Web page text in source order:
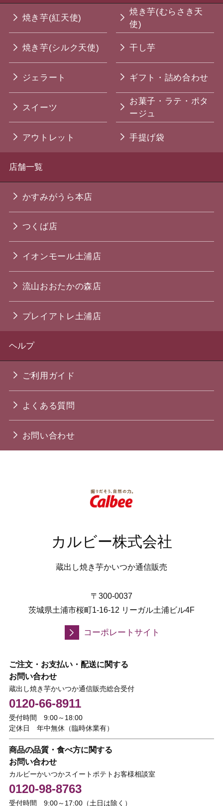
焼き芋(紅天使)
焼き芋(むらさき天
使)
焼き芋(シルク天使) 干し芋
ジェラート ギフト・詰め合わせ
スイーツ
お菓子・ラテ・ポタ
ージュ
アウトレット 手提げ袋
店舗一覧
かすみがうら本店
つくば店
イオンモール土浦店
流山おおたかの森店
プレイアトレ土浦店
ヘルプ
ご利用ガイド
よくある質問
お問い合わせ
カルビー株式会社
蔵出し焼き芋かいつか通信販売
〒300-0037
茨城県土浦市桜町1-16-12 リーガル土浦ビル4F
コーポレートサイト
ご注文・お支払い・配送に関する
お問い合わせ
蔵出し焼き芋かいつか通信販売総合受付
0120-66-8911
受付時間 9:00～18:00
定休日 年中無休（臨時休業有）
商品の品質・食べ方に関する
お問い合わせ
カルビーかいつかスイートポテトお客様相談室
0120-98-8763
受付時間 9:00～17:00（土日は除く）